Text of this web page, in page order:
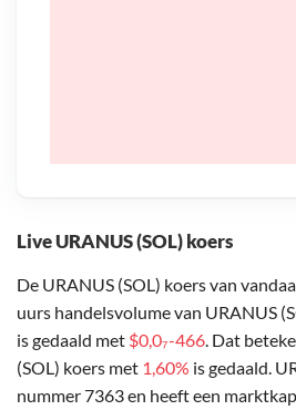
Live URANUS (SOL) koers
De URANUS (SOL) koers van
uurs handelsvolume van URANUS
is gedaald met $0,0₇-466 . Dat
(SOL) koers met 1,60% is gedaald.
nummer 7363 en heeft een